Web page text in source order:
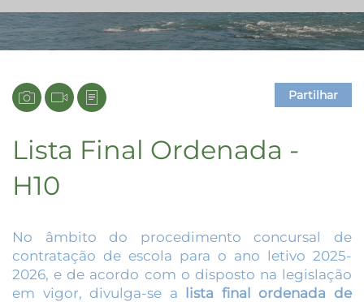
Partilhar
Lista Final Ordenada -
H10
No âmbito do procedimento concursal de
contratação de escola para o ano letivo 2025-
2026, e de acordo com o disposto na legislação
em vigor, divulga-se a lista final ordenada de